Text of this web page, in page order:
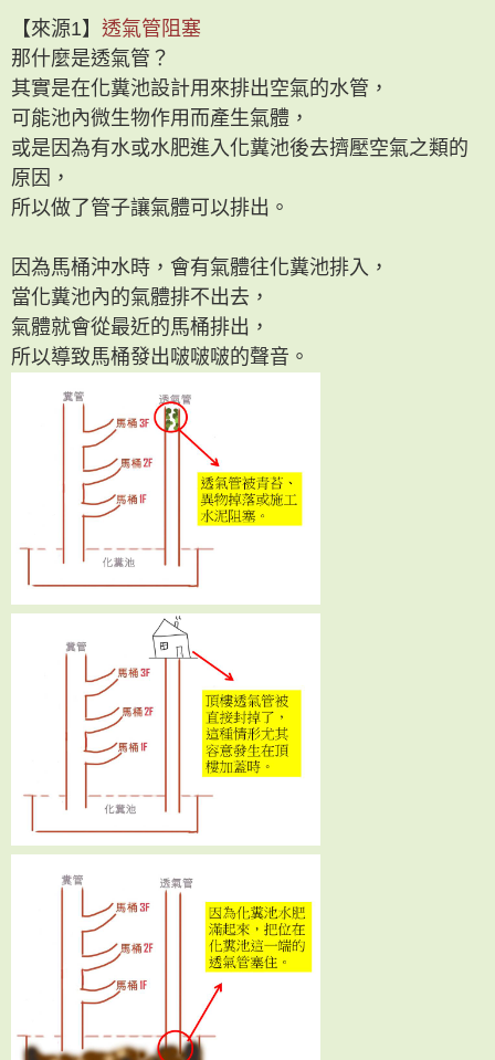
【來源1】 透氣管阻塞
那什麼是透氣管？
其實是在化糞池設計用來排出空氣的水管，
可能池內微生物作用而產生氣體，
或是因為有水或水肥進入化糞池後去擠壓空氣之類的
原因，
所以做了管子讓氣體可以排出。
因為馬桶沖水時，會有氣體往化糞池排入，
當化糞池內的氣體排不出去，
氣體就會從最近的馬桶排出，
所以導致馬桶發出啵啵啵的聲音。